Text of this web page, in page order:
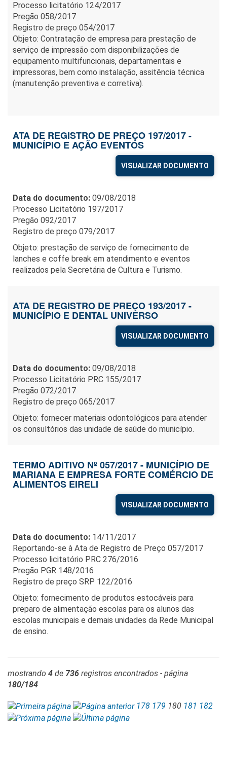
Processo licitatório 124/2017
Pregão 058/2017
Registro de preço 054/2017
Objeto: Contratação de empresa para prestação de
serviço de impressão com disponibilizações de
equipamento multifuncionais, departamentais e
impressoras, bem como instalação, assitência técnica
(manutenção preventiva e corretiva).
ATA DE REGISTRO DE PREÇO 197/2017 -
MUNICÍPIO E AÇÃO EVENTOS
VISUALIZAR DOCUMENTO
Data do documento: 09/08/2018
Processo Licitatório 197/2017
Pregão 092/2017
Registro de preço 079/2017
Objeto: prestação de serviço de fornecimento de
lanches e coffe break em atendimento e eventos
realizados pela Secretária de Cultura e Turismo.
ATA DE REGISTRO DE PREÇO 193/2017 -
MUNICÍPIO E DENTAL UNIVERSO
VISUALIZAR DOCUMENTO
Data do documento: 09/08/2018
Processo Licitatório PRC 155/2017
Pregão 072/2017
Registro de preço 065/2017
Objeto: fornecer materiais odontológicos para atender
os consultórios das unidade de saúde do município.
TERMO ADITIVO Nº 057/2017 - MUNICÍPIO DE
MARIANA E EMPRESA FORTE COMÉRCIO DE
ALIMENTOS EIRELI
VISUALIZAR DOCUMENTO
Data do documento: 14/11/2017
Reportando-se à Ata de Registro de Preço 057/2017
Processo licitatório PRC 276/2016
Pregão PGR 148/2016
Registro de preço SRP 122/2016
Objeto: fornecimento de produtos estocáveis para
preparo de alimentação escolas para os alunos das
escolas municipais e demais unidades da Rede Municipal
de ensino.
mostrando 4 de 736 registros encontrados - página
180/184
178 179 180 181 182